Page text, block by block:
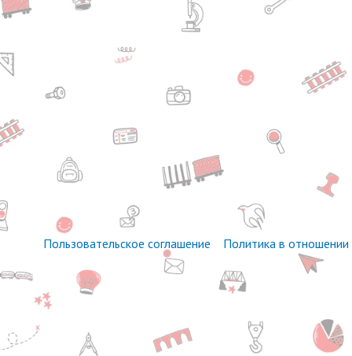
Пользовательское соглашение Политика в